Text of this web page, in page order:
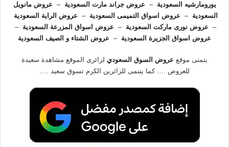
يورومارشيه السعودية – عروض جراند مارت السعودية –
عروض مانويل
السعودية – عروض اسواق التميمى السعودية –
عروض الراية السعودية
–
عروض نورى ماركت السعودية – عروض اسواق المزرعة السعودية –
عروض اسواق الجزيرة السعودية – عروض الشتاء و الصيف السعودية
يتمنى موقع عروض السوق السعوديلزائرى الموقع مشاهدة سعيدة
للعروض …. كما يتنمى للزائرين الكرم تسوق سعيد ….